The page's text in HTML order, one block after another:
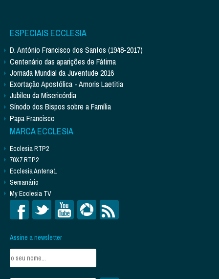
ESPECIAIS ECCLESIA
D. António Francisco dos Santos (1948-2017)
Centenário das aparições de Fátima
Jornada Mundial da Juventude 2016
Exortação Apostólica - Amoris Laetitia
Jubileu da Misericórdia
Sínodo dos Bispos sobre a Família
Papa Francisco
MARCA ECCLESIA
Ecclesia RTP2
70X7 RTP2
Ecclesia Antena1
Semanário
My Ecclesia TV
Assine a newsletter